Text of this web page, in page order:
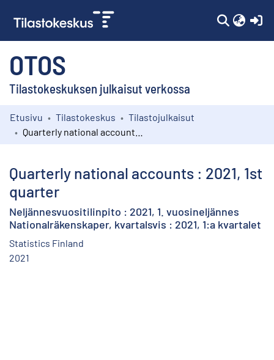
OTOS
Tilastokeskuksen julkaisut verkossa
Kokoelmat
Etusivu Tilastokeskus
Tilastojulkaisut
Quarterly national accounts : 2021, 1st
quarter
Neljännesvuositilinpito : 2021, 1. vuosineljännes
Nationalräkenskaper, kvartalsvis : 2021, 1:a kvartalet
Statistics Finland
2021